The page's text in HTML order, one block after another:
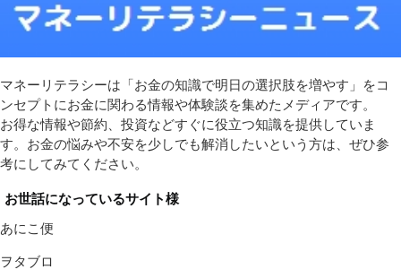
マネーリテラシーは「お金の知識で明日の選択肢を増やす」をコ
ンセプトにお金に関わる情報や体験談を集めたメディアです。
お得な情報や節約、投資などすぐに役立つ知識を提供していま
す。お金の悩みや不安を少しでも解消したいという方は、ぜひ参
考にしてみてください。
お世話になっているサイト様
あにこ便
ヲタブロ